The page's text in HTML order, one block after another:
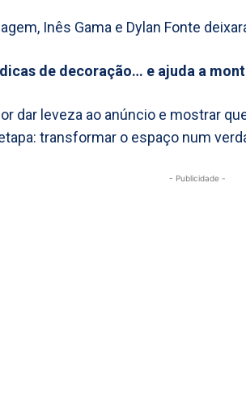
Inês Gama e Dylan Fonte
de decoração… e ajuda a
dar leveza ao anúncio e mostrar
transformar o espaço num
- Publicidade -